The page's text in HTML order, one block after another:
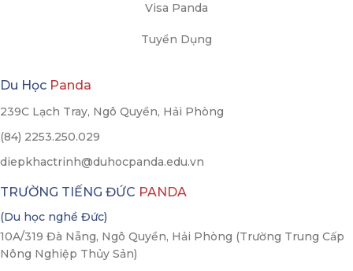
Visa Panda
Tuyển Dụng
Du Học Panda
239C Lạch Tray, Ngô Quyền, Hải Phòng
(84) 2253.250.029
diepkhactrinh@duhocpanda.edu.vn
TRƯỜNG TIẾNG ĐỨC PANDA
(Du học nghề Đức)
10A/319 Đà Nẵng, Ngô Quyền, Hải Phòng (Trường Trung Cấp
Nông Nghiệp Thủy Sản)